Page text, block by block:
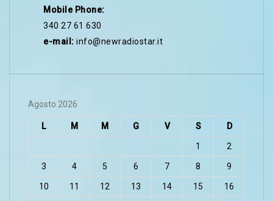
Mobile Phone:
340 27 61 630
e-mail: info@newradiostar.it
Agosto 2026
L M M G V S D
1 2
3 4 5 6 7 8 9
10 11 12 13 14 15 16